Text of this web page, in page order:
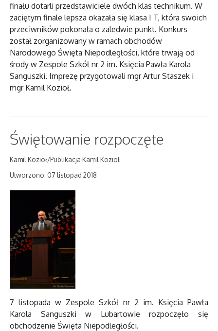
finału dotarli przedstawiciele dwóch klas technikum. W
zaciętym finale lepsza okazała się klasa I T, która swoich
przeciwników pokonała o zaledwie punkt. Konkurs
został zorganizowany w ramach obchodów
Narodowego Święta Niepodległości, które trwają od
środy w Zespole Szkół nr 2 im. Księcia Pawła Karola
Sanguszki. Imprezę przygotowali mgr Artur Staszek i
mgr Kamil Kozioł.
Świętowanie rozpoczęte
Kamil Kozioł/Publikacja Kamil Kozioł
Utworzono: 07 listopad 2018
7 listopada w Zespole Szkół nr 2 im. Księcia Pawła
Karola Sanguszki w Lubartowie rozpoczęło się
obchodzenie Święta Niepodległości.